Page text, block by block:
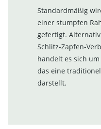
Standardmäßig
einer stumpfen
gefertigt.
Schlitz-Zapfen-
handelt es sich
das eine
darstellt.